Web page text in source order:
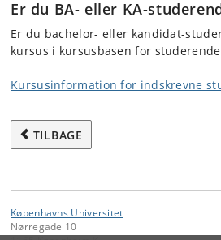
Er du BA- eller KA-
Er du bachelor- eller kandidat-
kursus i kursusbasen for
Kursusinformation for indskrevne
TILBAGE
Københavns Universitet
Nørregade 10